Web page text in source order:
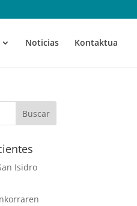
Noticias Kontaktua
Isidro